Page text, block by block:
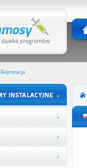
Rejestracja